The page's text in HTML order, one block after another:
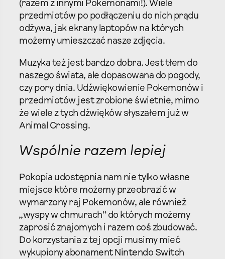
(razem z innymi Pokemonami!). Wiele
przedmiotów po podłączeniu do nich prądu
odżywa, jak ekrany laptopów na których
możemy umieszczać nasze zdjęcia.
Muzyka też jest bardzo dobra. Jest tłem do
naszego świata, ale dopasowana do pogody,
czy pory dnia. Udźwiękowienie Pokemonów i
przedmiotów jest zrobione świetnie, mimo
że wiele z tych dźwięków słyszałem już w
Animal Crossing.
Wspólnie razem lepiej
Pokopia udostępnia nam nie tylko własne
miejsce które możemy przeobrazić w
wymarzony raj Pokemonów, ale również
„wyspy w chmurach” do których możemy
zaprosić znajomych i razem coś zbudować.
Do korzystania z tej opcji musimy mieć
wykupiony abonament Nintendo Switch